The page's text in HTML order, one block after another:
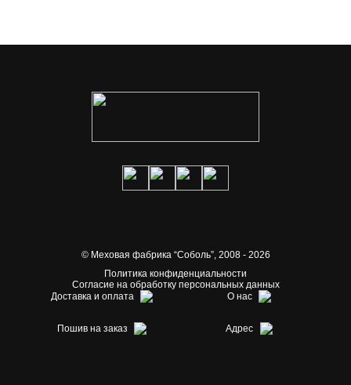
© Меховая фабрика “Соболь”,2008 - 2026
Политика конфиденциальности
Согласие на обработку персональных данных
Доставка и оплата
О нас
Пошив на заказ Адрес